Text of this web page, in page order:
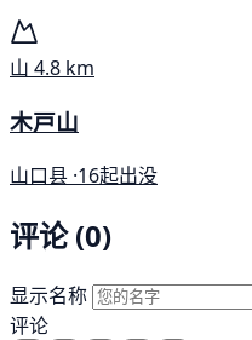
山 4.8 km
木戸山
山口县 ·16起出没
评论 (0)
显示名称
评论